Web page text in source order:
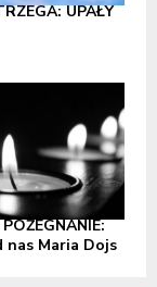
UPAŁY
nas Maria Dojs